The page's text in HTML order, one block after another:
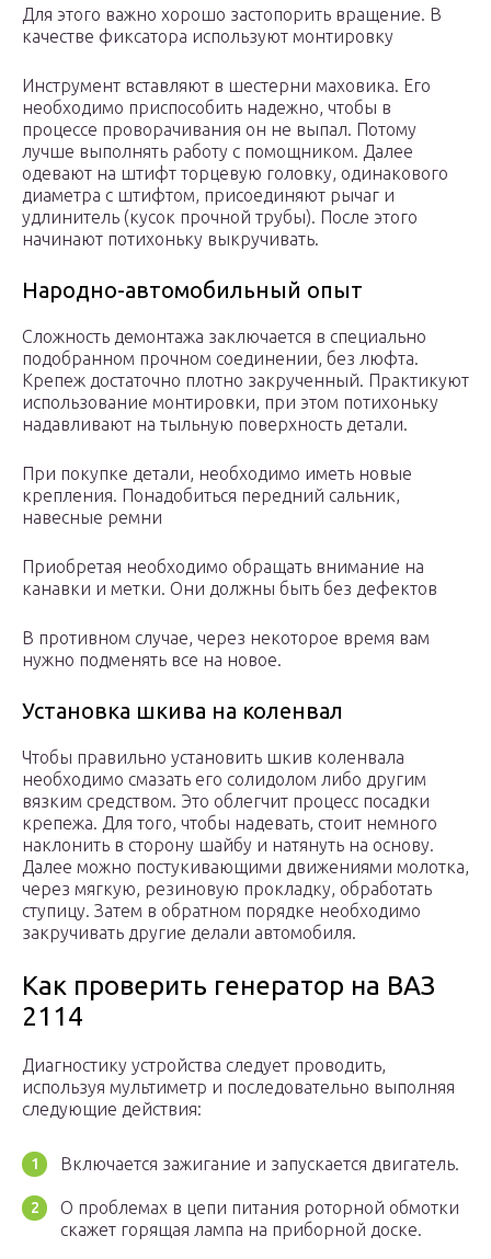
Для этого важно хорошо застопорить вращение. В
качестве фиксатора используют монтировку
Инструмент вставляют в шестерни маховика. Его
необходимо приспособить надежно, чтобы в
процессе проворачивания он не выпал. Потому
лучше выполнять работу с помощником. Далее
одевают на штифт торцевую головку, одинакового
диаметра с штифтом, присоединяют рычаг и
удлинитель (кусок прочной трубы). После этого
начинают потихоньку выкручивать.
Народно-автомобильный опыт
Сложность демонтажа заключается в специально
подобранном прочном соединении, без люфта.
Крепеж достаточно плотно закрученный. Практикуют
использование монтировки, при этом потихоньку
надавливают на тыльную поверхность детали.
При покупке детали, необходимо иметь новые
крепления. Понадобиться передний сальник,
навесные ремни
Приобретая необходимо обращать внимание на
канавки и метки. Они должны быть без дефектов
В противном случае, через некоторое время вам
нужно подменять все на новое.
Установка шкива на коленвал
Чтобы правильно установить шкив коленвала
необходимо смазать его солидолом либо другим
вязким средством. Это облегчит процесс посадки
крепежа. Для того, чтобы надевать, стоит немного
наклонить в сторону шайбу и натянуть на основу.
Далее можно постукивающими движениями молотка,
через мягкую, резиновую прокладку, обработать
ступицу. Затем в обратном порядке необходимо
закручивать другие делали автомобиля.
Как проверить генератор на ВАЗ
2114
Диагностику устройства следует проводить,
используя мультиметр и последовательно выполняя
следующие действия:
Включается зажигание и запускается двигатель.
О проблемах в цепи питания роторной обмотки
скажет горящая лампа на приборной доске.